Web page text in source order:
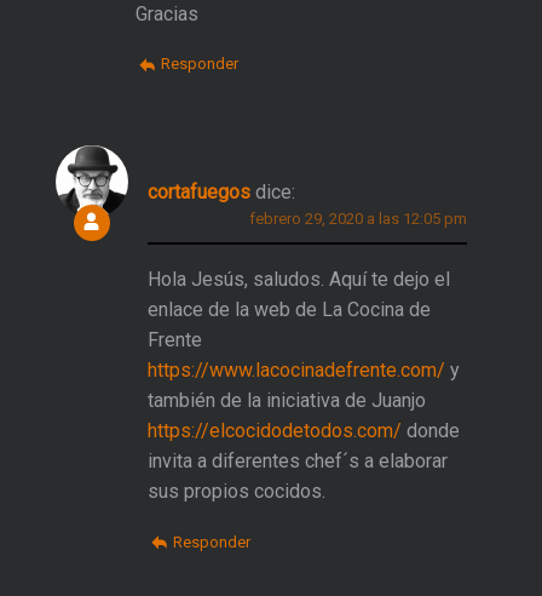
Gracias
Responder
cortafuegos dice:
febrero 29, 2020 a las 12:05 pm
Hola Jesús, saludos. Aquí te dejo el
enlace de la web de La Cocina de
Frente
https://www.lacocinadefrente.com/ y
también de la iniciativa de Juanjo
https://elcocidodetodos.com/ donde
invita a diferentes chef´s a elaborar
sus propios cocidos.
Responder